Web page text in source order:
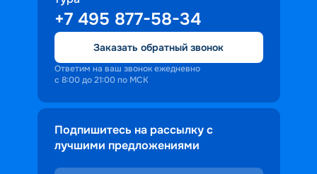
+7 495 877-58-34
Заказать обратный звонок
Ответим на ваш звонок ежедневно
с 8:00 до 21:00 по МСК
Подпишитесь на рассылку с
лучшими предложениями